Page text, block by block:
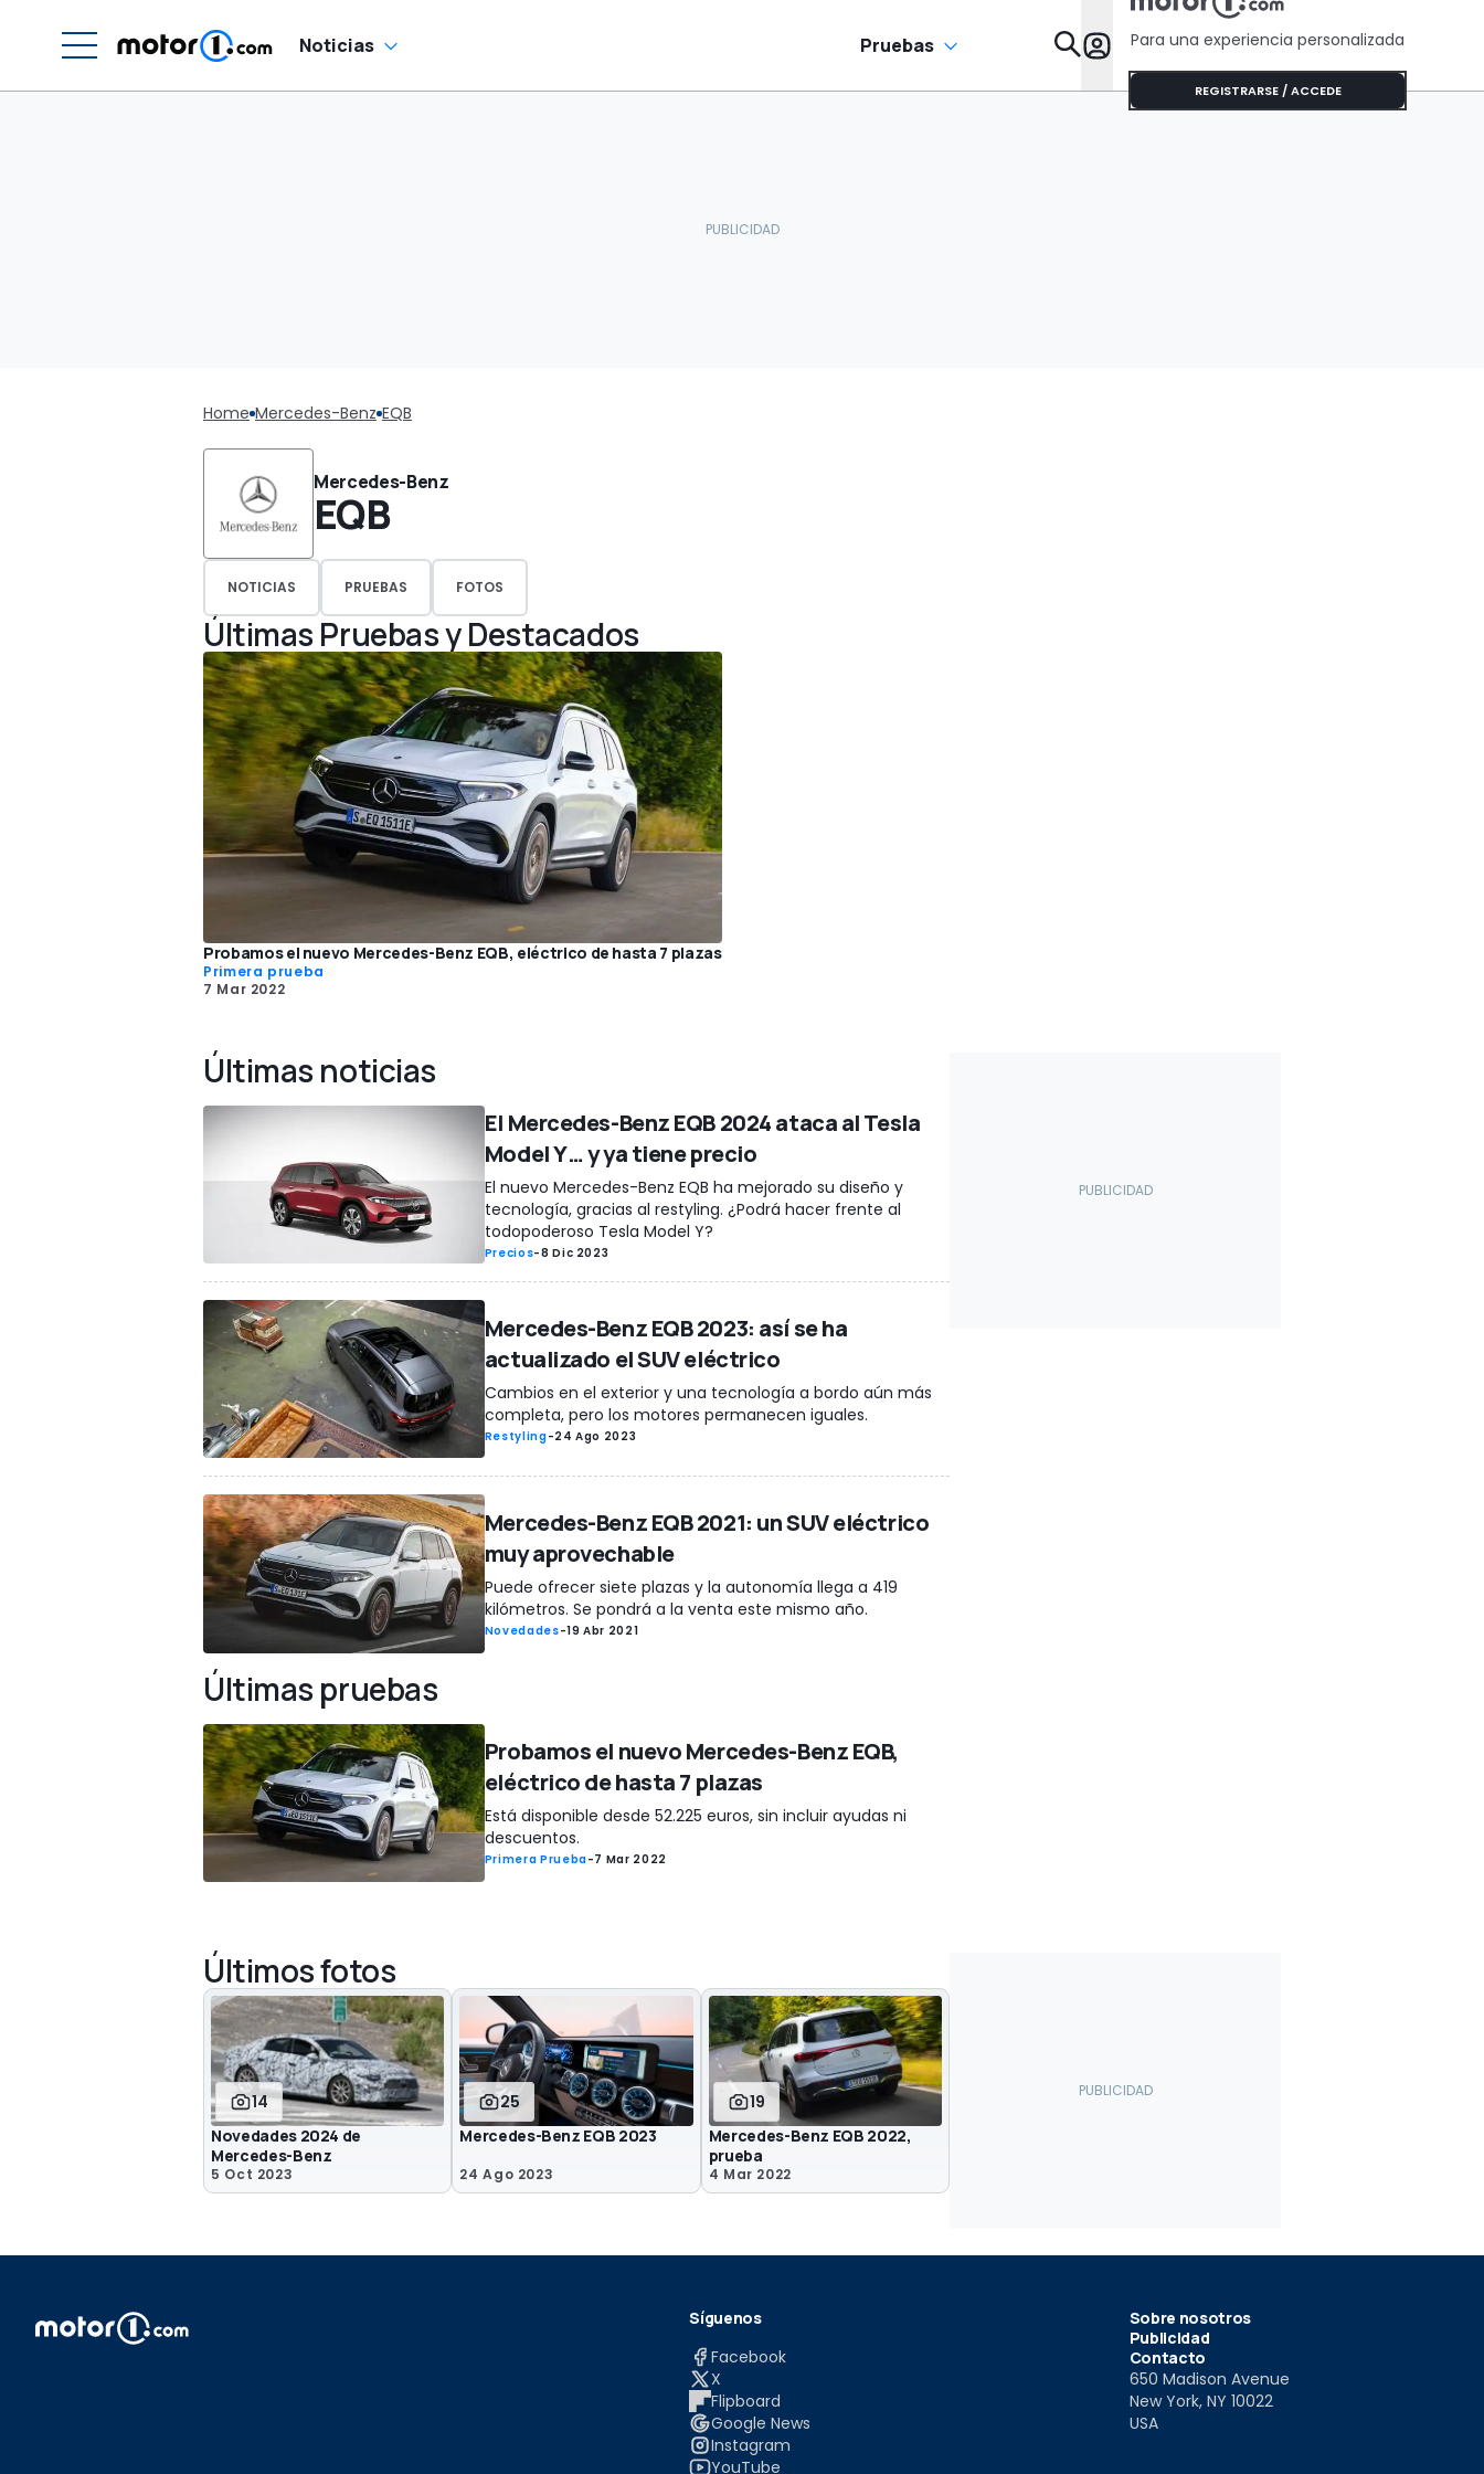
Noticias Pruebas Para una experiencia personalizada
REGISTRARSE / ACCEDE
Home Mercedes-Benz EQB
Mercedes-Benz
EQB
NOTICIAS PRUEBAS FOTOS
Últimas Pruebas y Destacados
Probamos el nuevo Mercedes-Benz EQB, eléctrico de hasta 7 plazas
Primera prueba
7 Mar 2022
Últimas noticias
El Mercedes-Benz EQB 2024 ataca al Tesla
Model Y… y ya tiene precio
El nuevo Mercedes-Benz EQB ha mejorado su diseño y
tecnología, gracias al restyling. ¿Podrá hacer frente al
todopoderoso Tesla Model Y?
Precios-8 Dic 2023
Mercedes-Benz EQB 2023: así se ha
actualizado el SUV eléctrico
Cambios en el exterior y una tecnología a bordo aún más
completa, pero los motores permanecen iguales.
Restyling-24 Ago 2023
Mercedes-Benz EQB 2021: un SUV eléctrico
muy aprovechable
Puede ofrecer siete plazas y la autonomía llega a 419
kilómetros. Se pondrá a la venta este mismo año.
Novedades-19 Abr 2021
Últimas pruebas
Probamos el nuevo Mercedes-Benz EQB,
eléctrico de hasta 7 plazas
Está disponible desde 52.225 euros, sin incluir ayudas ni
descuentos.
Primera Prueba-7 Mar 2022
Últimos fotos
14
Novedades 2024 de
Mercedes-Benz
5 Oct 2023
25
Mercedes-Benz EQB 2023
24 Ago 2023
19
Mercedes-Benz EQB 2022,
prueba
4 Mar 2022
Síguenos
Facebook
X
Flipboard
Google News
Instagram
YouTube
Sobre nosotros
Publicidad
Contacto
650 Madison Avenue
New York, NY 10022
USA